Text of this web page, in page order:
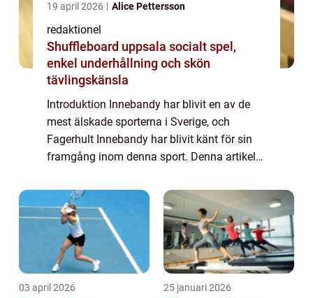
19 april 2026 Alice Pettersson
redaktionel
Shuffleboard uppsala socialt spel,
enkel underhållning och skön
tävlingskänsla
Introduktion Innebandy har blivit en av de
mest älskade sporterna i Sverige, och
Fagerhult Innebandy har blivit känt för sin
framgång inom denna sport. Denna artikel
Fagerhult Innebandy, presentera olika as...
03 april 2026 25 januari 2026